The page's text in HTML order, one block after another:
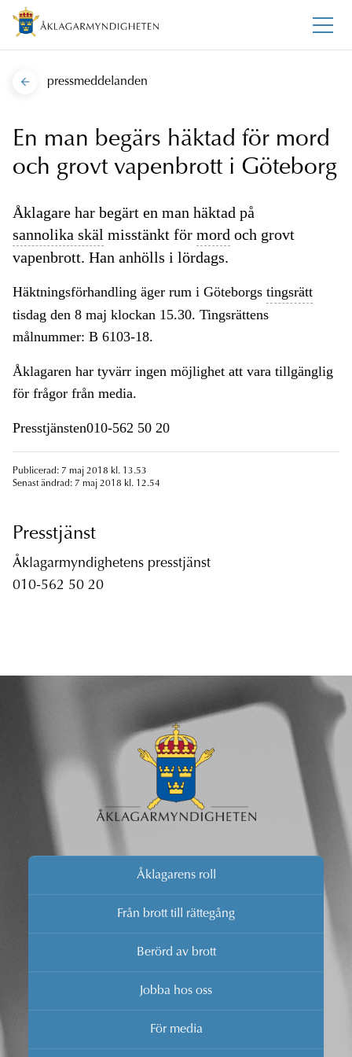
pressmeddelanden
En man begärs häktad för mord
och grovt vapenbrott i Göteborg
Åklagare har begärt en man häktad på
sannolika skäl misstänkt för mord och grovt
vapenbrott. Han anhölls i lördags.
Häktningsförhandling äger rum i Göteborgs tingsrätt
tisdag den 8 maj klockan 15.30. Tingsrättens
målnummer: B 6103-18.
Åklagaren har tyvärr ingen möjlighet att vara tillgänglig
för frågor från media.
Presstjänsten010-562 50 20
Publicerad: 7 maj 2018 kl. 13.53
Senast ändrad: 7 maj 2018 kl. 12.54
Presstjänst
Åklagarmyndighetens presstjänst
010-562 50 20
Åklagarens roll
Från brott till rättegång
Berörd av brott
Jobba hos oss
För media